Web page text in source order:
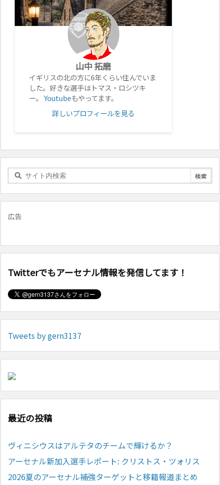
山中 拓磨
イギリスの北の方に6年くらい住んでいま
した。好きな選手はトマス・ロシツキ
ー。Youtubeもやってます。
詳しいプロフィールを見る
広告
Twitterでもアーセナル情報を発信してます！
Tweets by gern3137
最近の投稿
ヴィニシウスはアルテタのチームで輝けるか？
アーセナル新加入選手レポート: クリストス・ツォリス
2026夏のアーセナル補強ターゲットと移籍報道まとめ